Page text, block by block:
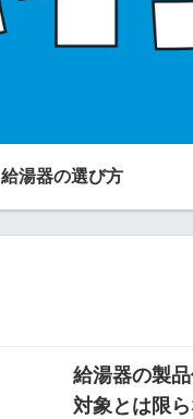
給湯器の選び方
給湯器の製
対象とは限